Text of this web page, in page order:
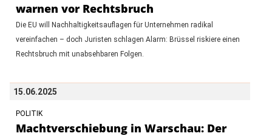
warnen vor Rechtsbruch
Die EU will Nachhaltigkeitsauflagen für Unternehmen radikal
vereinfachen – doch Juristen schlagen Alarm: Brüssel riskiere einen
Rechtsbruch mit unabsehbaren Folgen.
15.06.2025
POLITIK
Machtverschiebung in Warschau: Der